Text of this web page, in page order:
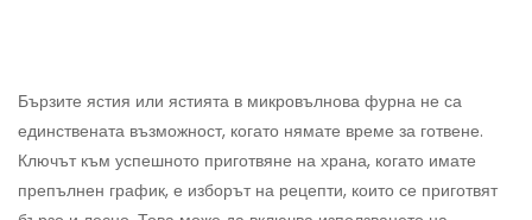
Бързите ястия или ястията в микровълнова фурна не са
единствената възможност, когато нямате време за готвене.
Ключът към успешното приготвяне на храна, когато имате
препълнен график, е изборът на рецепти, които се приготвят